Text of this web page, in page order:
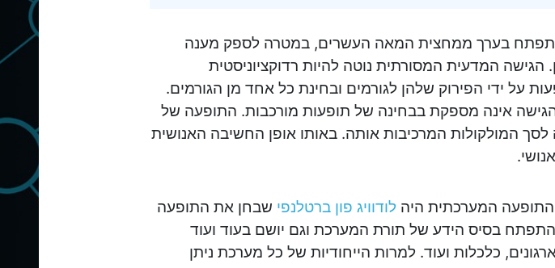
בערך ממחצית המאה העשרים, במטרה לספק מענה
המדעית המסורתית נוטה להיות רדוקציוניסטית
על ידי הפירוק שלהן לגורמים ובחינת כל אחד מן הגורמים.
אינה מספקת בבחינה של תופעות מורכבות. התופעה של
המולקולות המרכיבות אותה. באותו אופן החשיבה האנושית
המערכתית היה לודוויג פון ברטלנפי שבחן את התופעה
בסיס הידע של תורת המערכת וגם יושם בעוד ועוד
כלכלות ועוד. למרות הייחודיות של כל מערכת ניתן